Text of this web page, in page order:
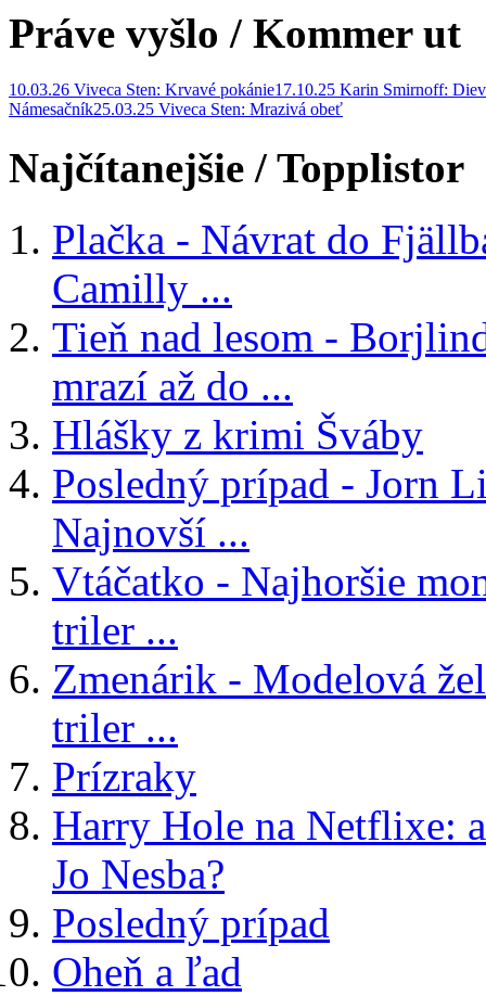
Práve vyšlo / Kommer ut
10.03.26 Viveca Sten: Krvavé pokánie17.10.25 Karin Smirnoff:
Námesačník25.03.25 Viveca Sten: Mrazivá obeť
Najčítanejšie / Topplistor
Plačka - Návrat do
Camilly ...
Tieň nad lesom -
mrazí až do ...
Hlášky z krimi Šváby
Posledný prípad - Jorn
Najnovší ...
Vtáčatko - Najhoršie
triler ...
Zmenárik - Modelová
triler ...
Prízraky
Harry Hole na Netflixe:
Jo Nesba?
Posledný prípad
Oheň a ľad